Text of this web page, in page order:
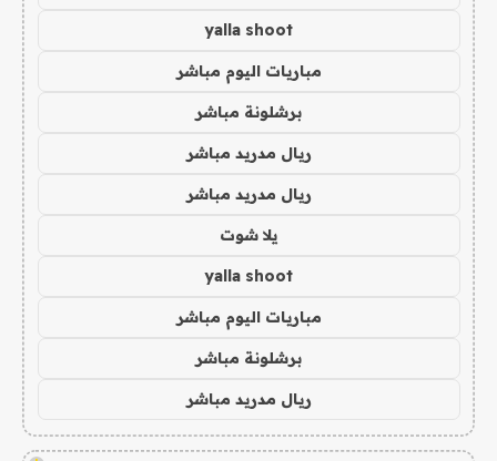
yalla shoot
مباريات اليوم مباشر
برشلونة مباشر
ريال مدريد مباشر
ريال مدريد مباشر
يلا شوت
yalla shoot
مباريات اليوم مباشر
برشلونة مباشر
ريال مدريد مباشر